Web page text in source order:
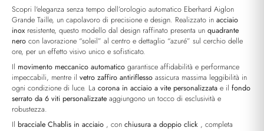
Scopri l'eleganza senza tempo dell’orologio automatico Eberhard Aiglon
Grande Taille, un capolavoro di precisione e design. Realizzato in acciaio
inox resistente, questo modello dal design raffinato presenta un quadrante
nero con lavorazione “soleil” al centro e dettaglio “azuré” sul cerchio delle
ore, per un effetto visivo unico e sofisticato.
Il movimento meccanico automatico garantisce affidabilità e performance
impeccabili, mentre il vetro zaffiro antiriflesso assicura massima leggibilità in
ogni condizione di luce. La corona in acciaio a vite personalizzata e il fondo
serrato da 6 viti personalizzate aggiungono un tocco di esclusività e
robustezza.
Il bracciale Chablis in acciaio , con chiusura a doppio click , completa